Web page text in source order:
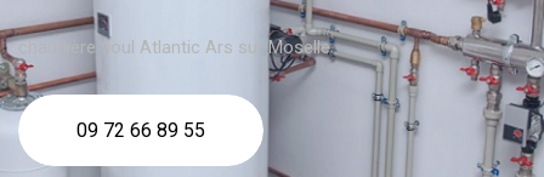
chaudière fioul Atlantic Ars sur Moselle
09 72 66 89 55